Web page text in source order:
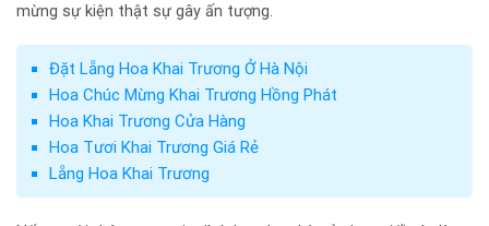
mừng sự kiện thật sự gây ấn tượng.
Đặt Lẵng Hoa Khai Trương Ở Hà Nội
Hoa Chúc Mừng Khai Trương Hồng Phát
Hoa Khai Trương Cửa Hàng
Hoa Tươi Khai Trương Giá Rẻ
Lẵng Hoa Khai Trương